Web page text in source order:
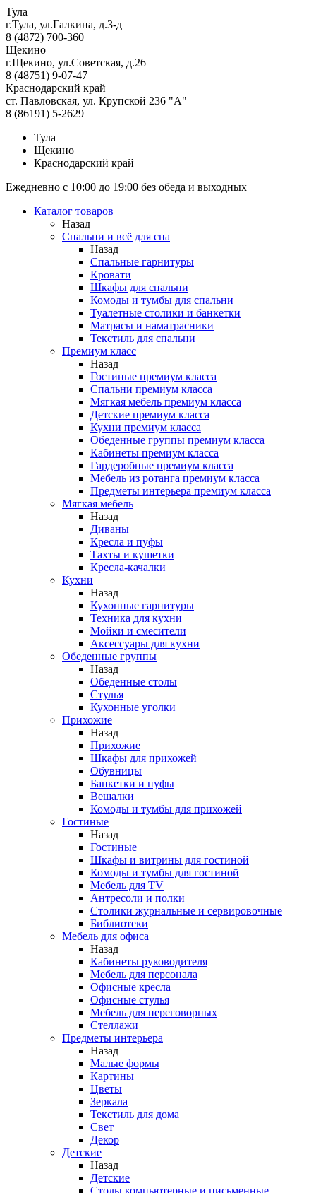
Тула
г.Тула, ул.Галкина, д.3-д
8 (4872) 700-360
Щекино
г.Щекино, ул.Советская, д.26
8 (48751) 9-07-47
Краснодарский край
ст. Павловская, ул. Крупской 236 "А"
8 (86191) 5-2629
Тула
Щекино
Краснодарский край
Ежедневно с 10:00 до 19:00 без обеда и выходных
Каталог товаров
Назад
Спальни и всё для сна
Назад
Спальные гарнитуры
Кровати
Шкафы для спальни
Комоды и тумбы для спальни
Туалетные столики и банкетки
Матрасы и наматрасники
Текстиль для спальни
Премиум класс
Назад
Гостиные премиум класса
Спальни премиум класса
Мягкая мебель премиум класса
Детские премиум класса
Кухни премиум класса
Обеденные группы премиум класса
Кабинеты премиум класса
Гардеробные премиум класса
Мебель из ротанга премиум класса
Предметы интерьера премиум класса
Мягкая мебель
Назад
Диваны
Кресла и пуфы
Тахты и кушетки
Кресла-качалки
Кухни
Назад
Кухонные гарнитуры
Техника для кухни
Мойки и смесители
Аксессуары для кухни
Обеденные группы
Назад
Обеденные столы
Стулья
Кухонные уголки
Прихожие
Назад
Прихожие
Шкафы для прихожей
Обувницы
Банкетки и пуфы
Вешалки
Комоды и тумбы для прихожей
Гостиные
Назад
Гостиные
Шкафы и витрины для гостиной
Комоды и тумбы для гостиной
Мебель для TV
Антресоли и полки
Столики журнальные и сервировочные
Библиотеки
Мебель для офиса
Назад
Кабинеты руководителя
Мебель для персонала
Офисные кресла
Офисные стулья
Мебель для переговорных
Стеллажи
Предметы интерьера
Назад
Малые формы
Картины
Цветы
Зеркала
Текстиль для дома
Свет
Декор
Детские
Назад
Детские
Столы компьютерные и письменные